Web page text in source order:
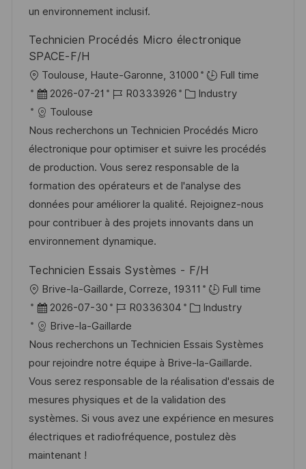
e
V
ö
f
h
u
n
g
e
un environnement inclusif.
Technicien Procédés Micro électronique
SPACE-F/H
O
r
t
Toulouse, Haute-Garonne, 31000
Full time
D
a
t
u
m
d
e
r
V
r
ö
f
f
e
n
t
l
i
c
h
2026-07-21
J
b
-
I
D
R0333926
K
t
e
g
o
i
Industry
Toulouse
Nous recherchons un Technicien Procédés Micro
électronique pour optimiser et suivre les procédés
de production. Vous serez responsable de la
formation des opérateurs et de l'analyse des
données pour améliorer la qualité. Rejoignez-nous
pour contribuer à des projets innovants dans un
environnement dynamique.
Technicien Essais Systèmes - F/H
O
r
t
Brive-la-Gaillarde, Correze, 19311
Full time
D
a
t
u
m
d
e
r
V
2026-07-30
J
o
b
-
I
D
R0336304
K
t
e
g
o
r
i
Industry
Brive-la-Gaillarde
Nous recherchons un Technicien Essais Systèmes
pour rejoindre notre équipe à Brive-la-Gaillarde.
Vous serez responsable de la réalisation d'essais de
mesures physiques et de la validation des
systèmes. Si vous avez une expérience en mesures
électriques et radiofréquence, postulez dès
maintenant !